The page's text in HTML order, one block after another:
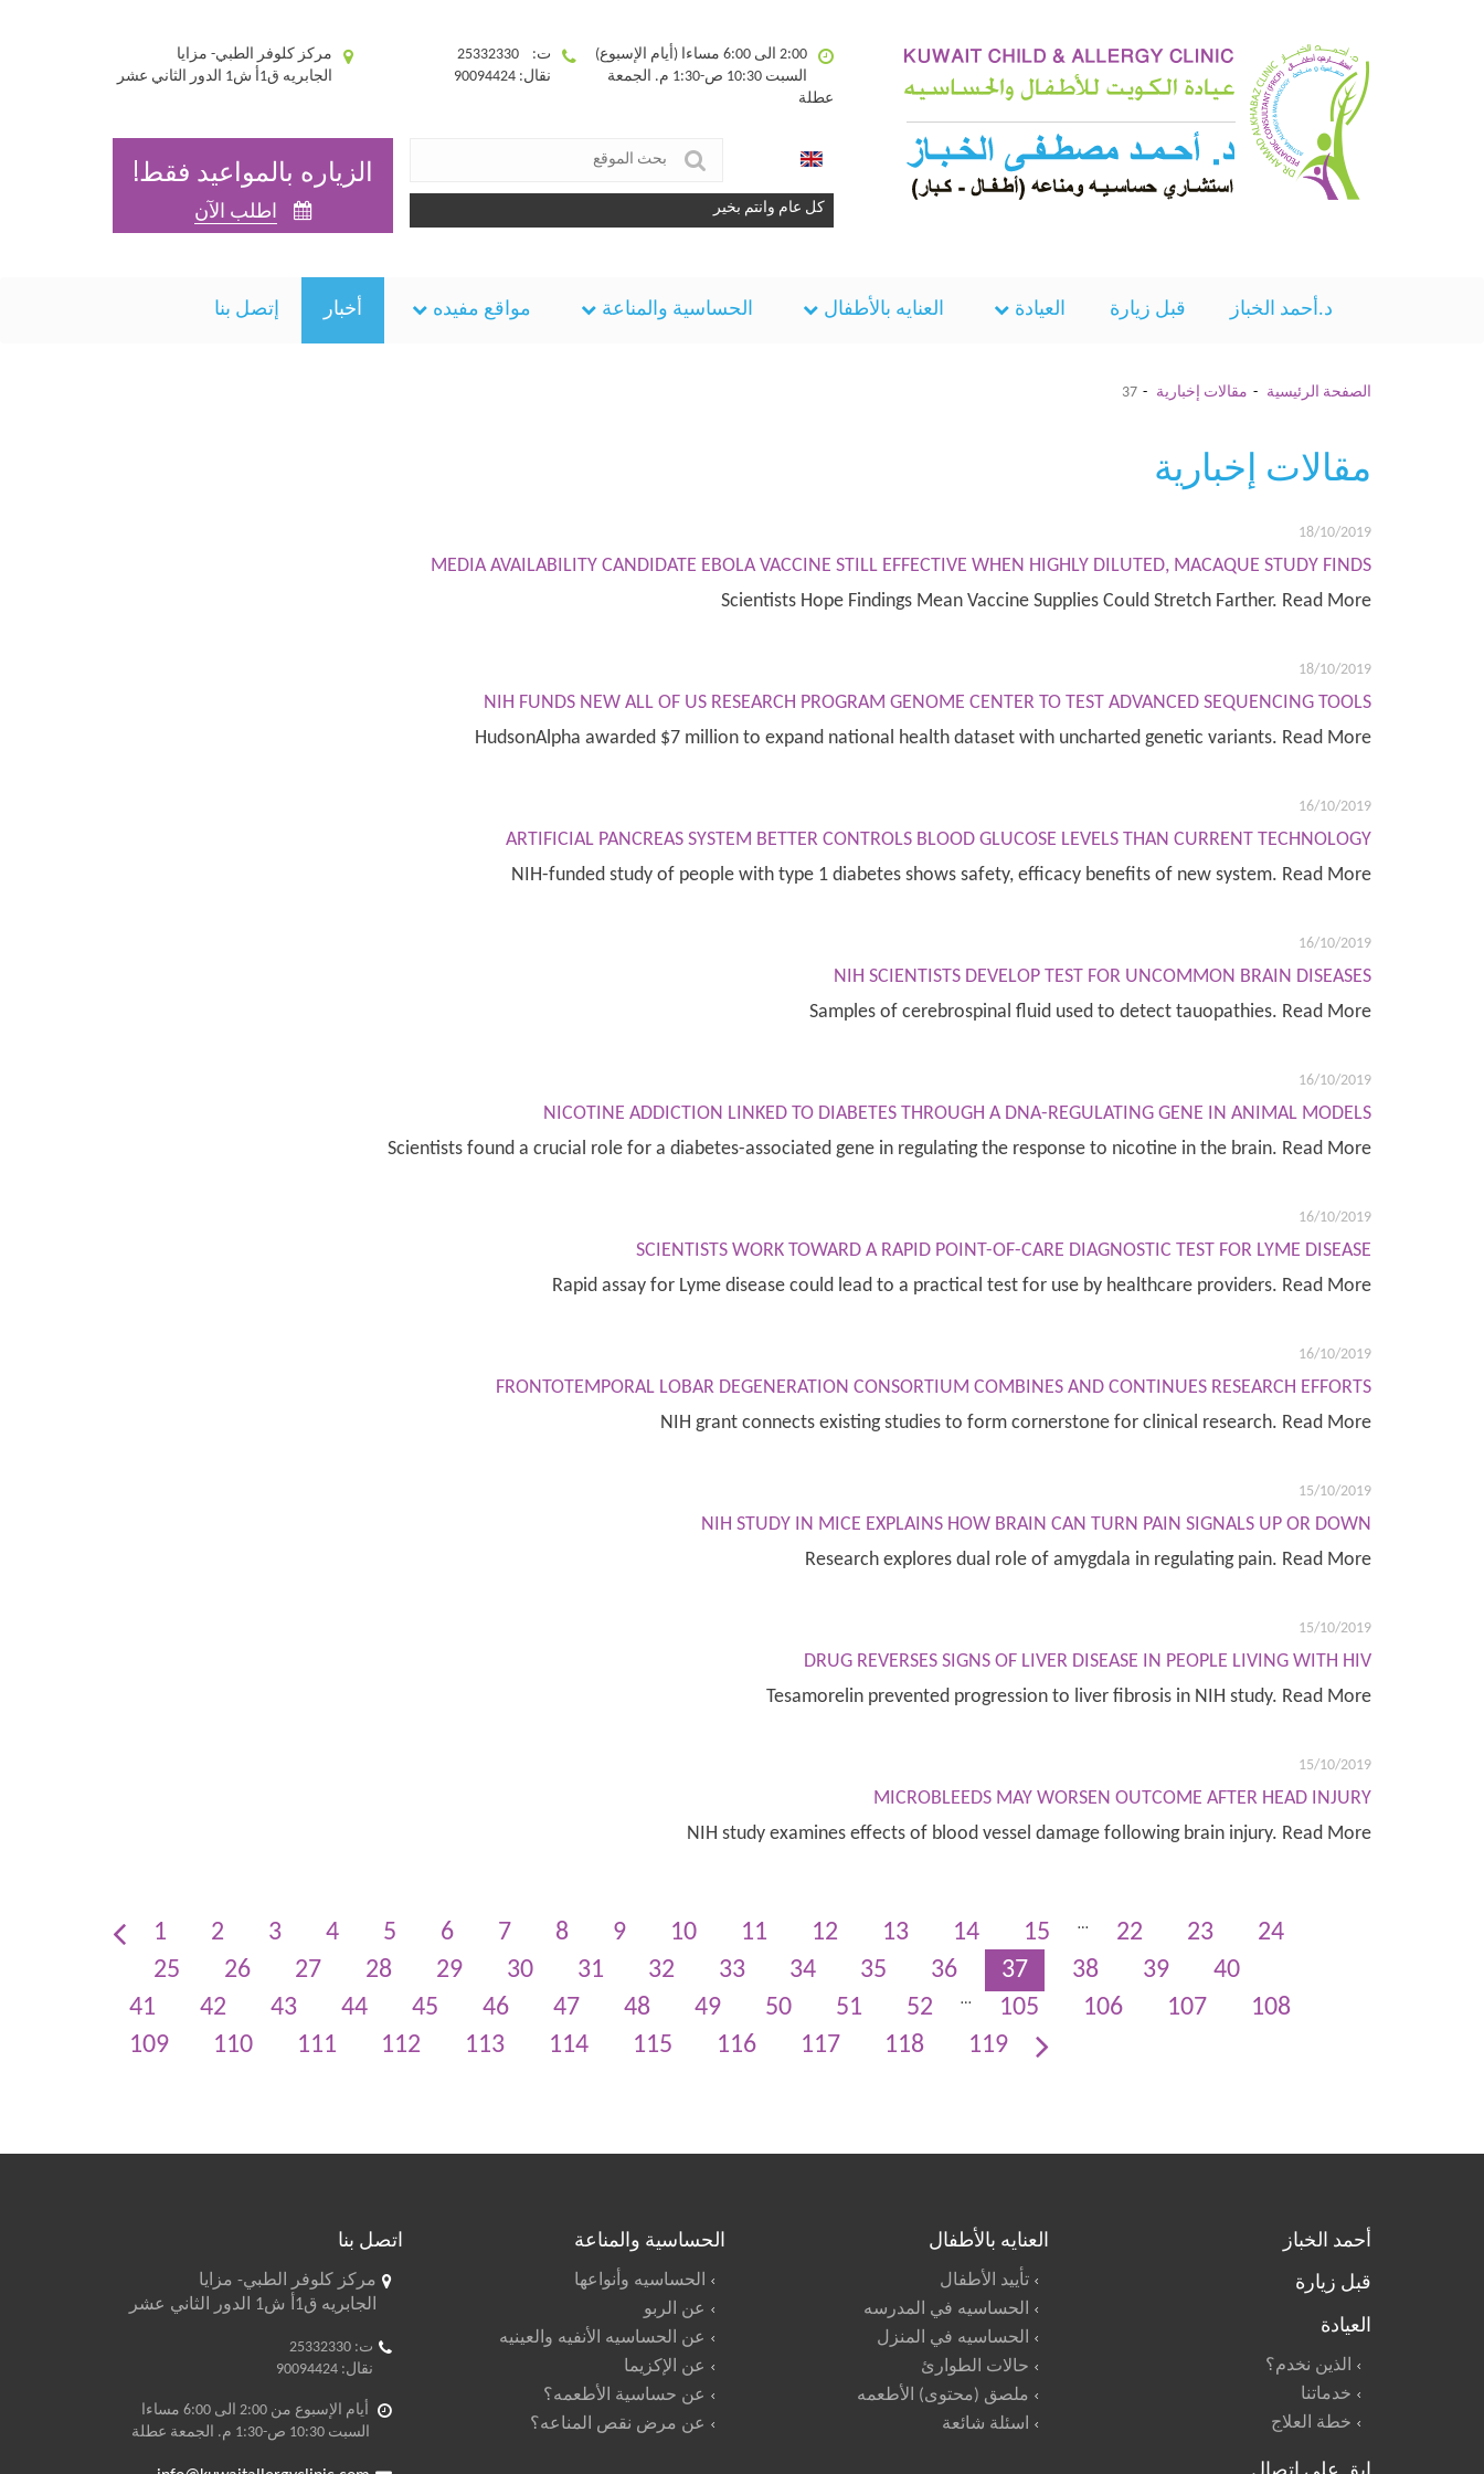
مركز كلوفر الطبي- مزايا
الجابريه ق1أ ش1 الدور الثاني عشر
ت: 25332330
نقال: 90094424
2:00 الى 6:00 مساءا (أيام الإسبوع)
السبت 10:30 ص-1:30 م. الجمعة
عطلة
كل عام وانتم بخير
الزياره بالمواعيد فقط!
اطلب الآن
د.أحمد الخباز قبل زيارة العيادة العنايه بالأطفال الحساسية والمناعة مواقع مفيده أخبار إتصل بنا
الصفحة الرئيسية مقالات إخبارية 37
مقالات إخبارية
18/10/2019
MEDIA AVAILABILITY CANDIDATE EBOLA VACCINE STILL EFFECTIVE WHEN HIGHLY DILUTED, MACAQUE STUDY FINDS
Scientists Hope Findings Mean Vaccine Supplies Could Stretch Farther. Read More
18/10/2019
NIH FUNDS NEW ALL OF US RESEARCH PROGRAM GENOME CENTER TO TEST ADVANCED SEQUENCING TOOLS
HudsonAlpha awarded $7 million to expand national health dataset with uncharted genetic variants. Read More
16/10/2019
ARTIFICIAL PANCREAS SYSTEM BETTER CONTROLS BLOOD GLUCOSE LEVELS THAN CURRENT TECHNOLOGY
NIH-funded study of people with type 1 diabetes shows safety, efficacy benefits of new system. Read More
16/10/2019
NIH SCIENTISTS DEVELOP TEST FOR UNCOMMON BRAIN DISEASES
Samples of cerebrospinal fluid used to detect tauopathies. Read More
16/10/2019
NICOTINE ADDICTION LINKED TO DIABETES THROUGH A DNA-REGULATING GENE IN ANIMAL MODELS
Scientists found a crucial role for a diabetes-associated gene in regulating the response to nicotine in the brain. Read More
16/10/2019
SCIENTISTS WORK TOWARD A RAPID POINT-OF-CARE DIAGNOSTIC TEST FOR LYME DISEASE
Rapid assay for Lyme disease could lead to a practical test for use by healthcare providers. Read More
16/10/2019
FRONTOTEMPORAL LOBAR DEGENERATION CONSORTIUM COMBINES AND CONTINUES RESEARCH EFFORTS
NIH grant connects existing studies to form cornerstone for clinical research. Read More
15/10/2019
NIH STUDY IN MICE EXPLAINS HOW BRAIN CAN TURN PAIN SIGNALS UP OR DOWN
Research explores dual role of amygdala in regulating pain. Read More
15/10/2019
DRUG REVERSES SIGNS OF LIVER DISEASE IN PEOPLE LIVING WITH HIV
Tesamorelin prevented progression to liver fibrosis in NIH study. Read More
15/10/2019
MICROBLEEDS MAY WORSEN OUTCOME AFTER HEAD INJURY
NIH study examines effects of blood vessel damage following brain injury. Read More
1 2 3 4 5 6 7 8 9 10 11 12 13 14 15 … 22 23
24
25
26 27 28 29 30 31 32 33 34 35 36 37 38 39
40
41
42 43 44 45 46 47 48 49 50 51 52 … 105 106 107
108
109
110 111 112 113 114 115 116 117 118 119
أحمد الخباز
قبل زيارة
العيادة
الذين نخدم؟
خدماتنا
خطة العلاج
ابق على اتصال
العنايه بالأطفال
تأييد الأطفال
الحساسيه في المدرسه
الحساسيه في المنزل
حالات الطوارئ
ملصق (محتوى) الأطعمه
اسئلة شائعة
الحساسية والمناعة
الحساسيه وأنواعها
عن الربو
عن الحساسيه الأنفيه والعينيه
عن الإكزيما
عن حساسية الأطعمه؟
عن مرض نقص المناعه؟
اتصل بنا
مركز كلوفر الطبي- مزايا
الجابريه ق1أ ش1 الدور الثاني عشر
ت: 25332330
نقال: 90094424
أيام الإسبوع من 2:00 الى 6:00 مساءا
السبت 10:30 ص-1:30 م. الجمعة عطلة